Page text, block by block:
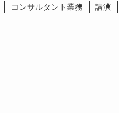
コンサルタント業務 講演